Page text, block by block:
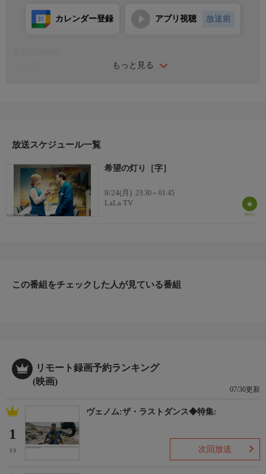
もっと見る
カレンダー登録 アプリ視聴 放送前
はやフォークリフトの操縦をクリスティアンに教え、彼にとって
出演者
フランツ・ロゴフスキ、ザンドラ・ヒュラー、ペーター・クル
ト、アンドレアス・レオポルト、ミヒャエル・シュペヒト、ラモ
ナ・クンツェ=リブノウ ほか
放送スケジュール一覧
希望の灯り［字］
8/24(月) 23:30～01:45
LaLa TV
この番組をチェックした人が見ている番組
リモート録画予約ランキング
(映画)
07/30更新
1
(-)
ヴェノム:ザ・ラストダンス◆特集:
次回放送